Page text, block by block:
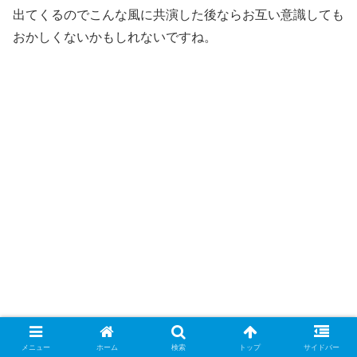
出てくるのでこんな風に共演した後ならお互い意識しても
おかしくないかもしれないですね。
メニュー ホーム 検索 トップ サイドバー